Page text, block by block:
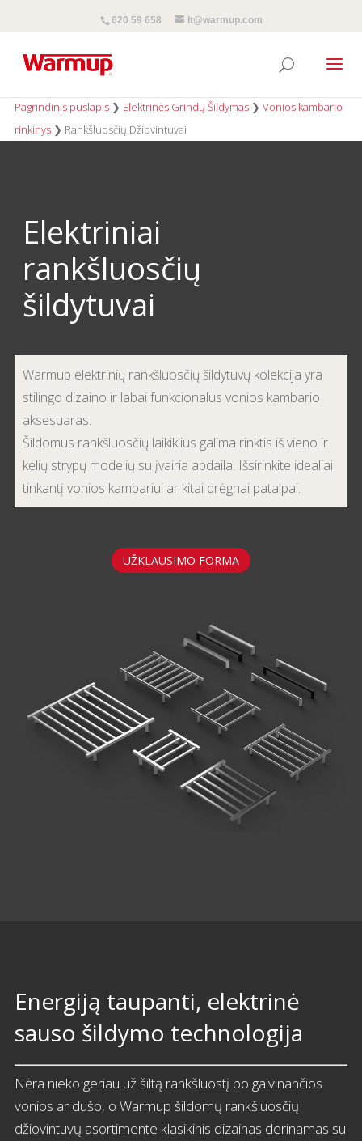
620 59 658 lt@warmup.com
Pagrindinis puslapis❯ Elektrinės Grindų Šildymas❯ Vonios kambario
rinkinys❯ Rankšluosčių Džiovintuvai
Elektriniai
rankšluosčių
šildytuvai
Warmup elektrinių rankšluosčių šildytuvų kolekcija yra
stilingo dizaino ir labai funkcionalus vonios kambario
aksesuaras.
Šildomus rankšluosčių laikiklius galima rinktis iš vieno ir
kelių strypų modelių su įvairia apdaila. Išsirinkite idealiai
tinkantį vonios kambariui ar kitai drėgnai patalpai.
UŽKLAUSIMO FORMA
Energiją taupanti, elektrinė
sauso šildymo technologija
Nėra nieko geriau už šiltą rankšluostį po gaivinančios
vonios ar dušo, o Warmup šildomų rankšluosčių
džiovintuvų asortimente klasikinis dizainas derinamas su